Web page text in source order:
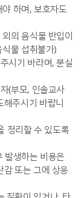
하며, 보호자도
의 음식물 반입이
물 섭취불가)
시기 바라며, 분실
(부모, 인솔교사
주시기 바랍니
정리할 수 있도록
발생하는 비용은
감 또는 그에 상응